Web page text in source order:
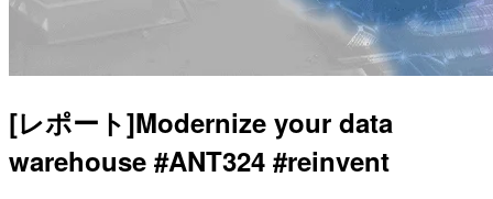
[レポート]Modernize your data
warehouse #ANT324 #reinvent